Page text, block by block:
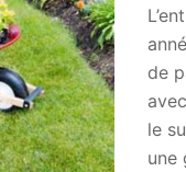
de
le
une